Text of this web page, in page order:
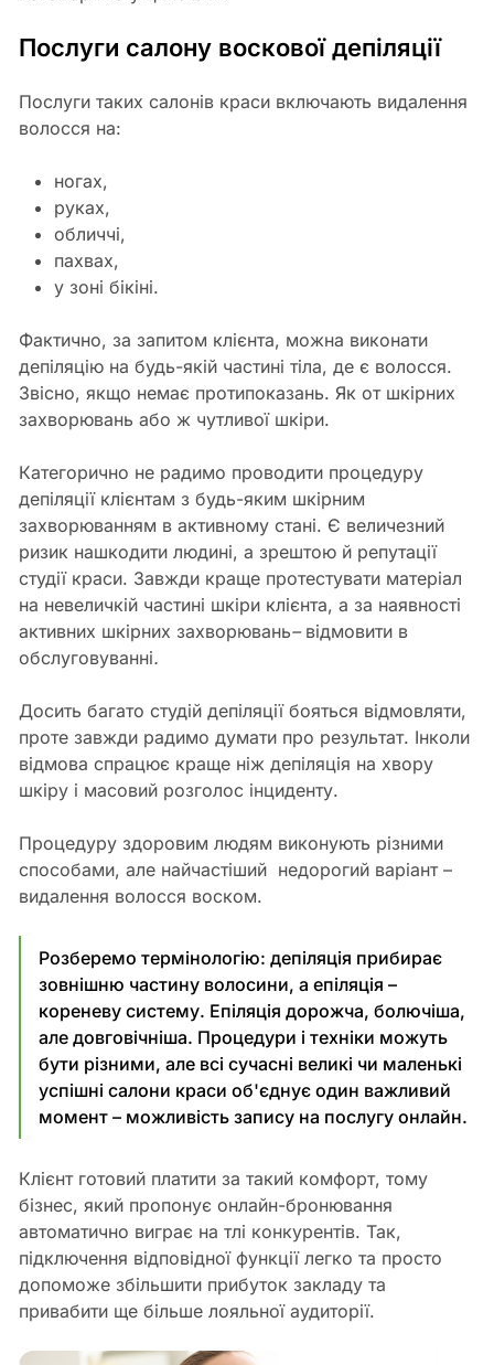
Послуги салону воскової депіляції
Послуги таких салонів краси включають видалення
волосся на:
ногах,
руках,
обличчі,
пахвах,
у зоні бікіні.
Фактично, за запитом клієнта, можна виконати
депіляцію на будь-якій частині тіла, де є волосся.
Звісно, якщо немає протипоказань. Як от шкірних
захворювань або ж чутливої шкіри.
Категорично не радимо проводити процедуру
депіляції клієнтам з будь-яким шкірним
захворюванням в активному стані. Є величезний
ризик нашкодити людині, а зрештою й репутації
студії краси. Завжди краще протестувати матеріал
на невеличкій частині шкіри клієнта, а за наявності
активних шкірних захворювань– відмовити в
обслуговуванні.
Досить багато студій депіляції бояться відмовляти,
проте завжди радимо думати про результат. Інколи
відмова спрацює краще ніж депіляція на хвору
шкіру і масовий розголос інциденту.
Процедуру здоровим людям виконують різними
способами, але найчастіший недорогий варіант –
видалення волосся воском.
Розберемо термінологію: депіляція прибирає
зовнішню частину волосини, а епіляція –
кореневу систему. Епіляція дорожча, болючіша,
але довговічніша. Процедури і техніки можуть
бути різними, але всі сучасні великі чи маленькі
успішні салони краси об'єднує один важливий
момент – можливість запису на послугу онлайн.
Клієнт готовий платити за такий комфорт, тому
бізнес, який пропонує онлайн-бронювання
автоматично виграє на тлі конкурентів. Так,
підключення відповідної функції легко та просто
допоможе збільшити прибуток закладу та
привабити ще більше лояльної аудиторії.